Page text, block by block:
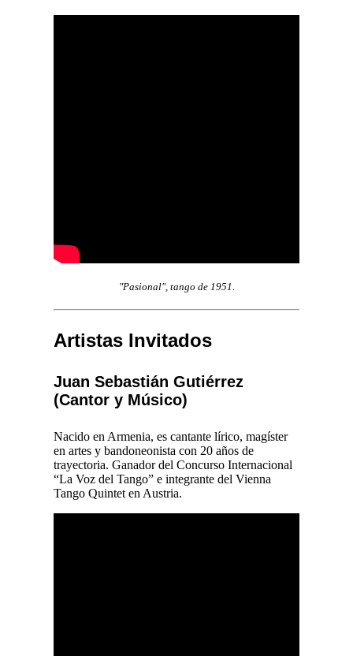
"Pasional", tango de 1951.
Artistas Invitados
Juan Sebastián Gutiérrez
(Cantor y Músico)
Nacido en Armenia, es cantante lírico, magíster
en artes y bandoneonista con 20 años de
trayectoria. Ganador del Concurso Internacional
“La Voz del Tango” e integrante del Vienna
Tango Quintet en Austria.